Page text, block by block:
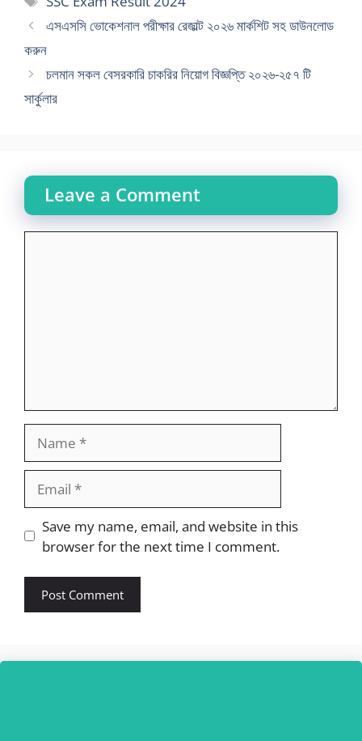
এসএসসি ভোকেশনাল পরীক্ষার রেজাল্ট ২০২৬ মার্কশিট সহ ডাউনলোড
করুন
চলমান সকল বেসরকারি চাকরির নিয়োগ বিজ্ঞপ্তি ২০২৬-২৫৭ টি
সার্কুলার
Leave a Comment
Website
Save my name, email, and website in this
browser for the next time I comment.